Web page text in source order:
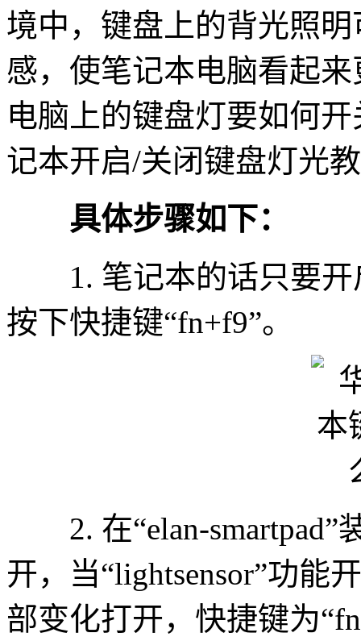
境中，键盘上的背光照
感，使笔记本电脑看起
电脑上的键盘灯要如何
记本开启/关闭键盘灯光
具体步骤如下：
1. 笔记本的话只要开
按下快捷键“fn+f9”。
2. 在“elan-smartpad”
开，当“lightsensor”功能
部变化打开，快捷键为